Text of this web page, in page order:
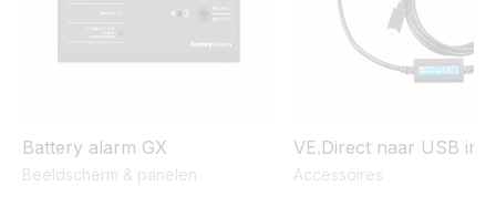
Battery alarm GX
Beeldscherm & panelen
VE.Direct naar USB
Accessoires